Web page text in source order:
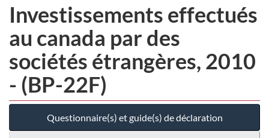
Investissements effectués
au canada par des
sociétés étrangères, 2010
- (BP-22F)
Questionnaire(s) et guide(s) de déclaration